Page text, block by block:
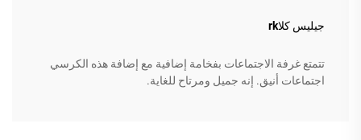
جيليس كلاrk
تتمتع غرفة الاجتماعات بفخامة إضافية مع إضافة هذه الكرسي
اجتماعات أنيق. إنه جميل ومرتاح للغاية.